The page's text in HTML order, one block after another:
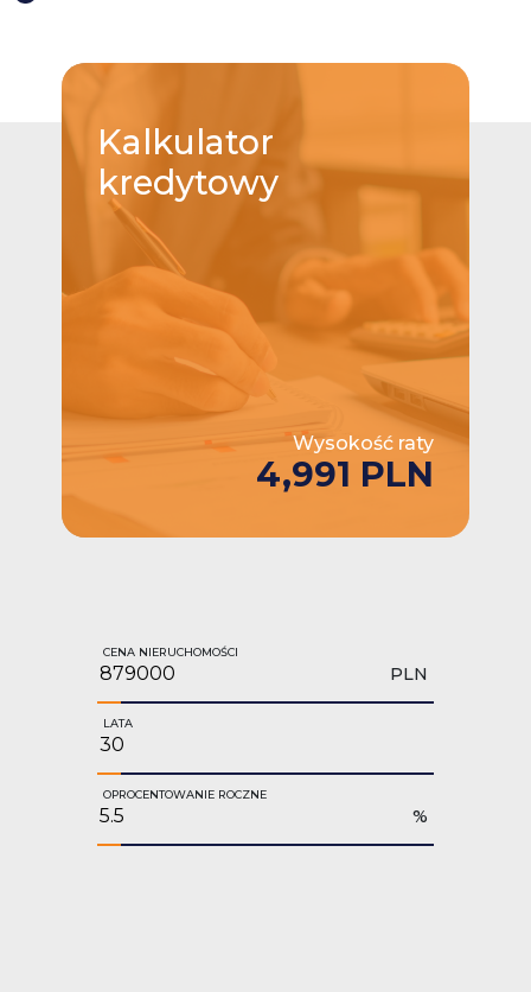
Kalkulator
kredytowy
Wysokość raty
4,991 PLN
CENA NIERUCHOMOŚCI
PLN
LATA
OPROCENTOWANIE ROCZNE
%